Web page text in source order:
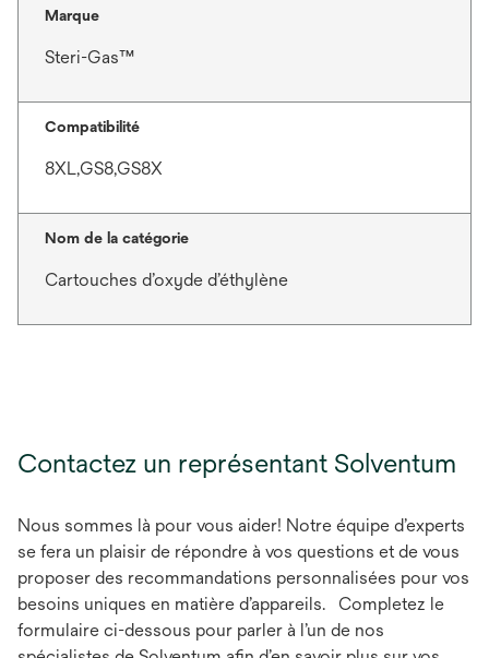
Marque
Steri-Gas™
Compatibilité
8XL,GS8,GS8X
Nom de la catégorie
Cartouches d’oxyde d’éthylène
Contactez un représentant Solventum
Nous sommes là pour vous aider! Notre équipe d’experts
se fera un plaisir de répondre à vos questions et de vous
proposer des recommandations personnalisées pour vos
besoins uniques en matière d’appareils. Completez le
formulaire ci-dessous pour parler à l’un de nos